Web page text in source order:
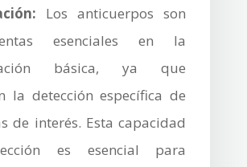
Los anticuerpos son
esenciales en la
básica, ya que
la detección específica de
de interés. Esta capacidad
es esencial para